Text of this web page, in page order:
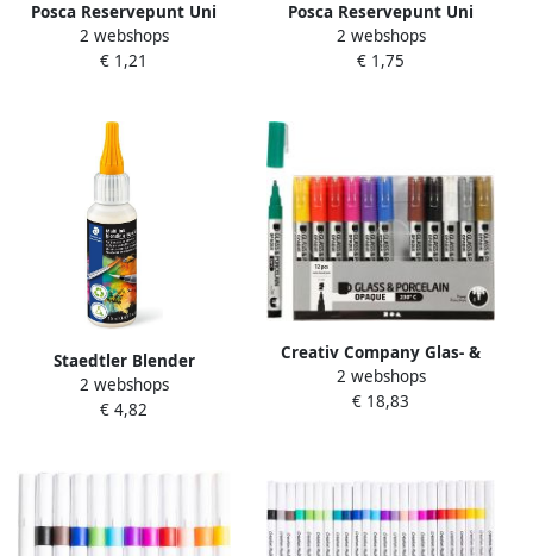
Posca Reservepunt Uni
PC3M fijn
2 webshops
€ 1,21
Posca Reservepunt Uni
PC7M breed 2 stuks
2 webshops
€ 1,75
Staedtler Blender
PigmentArts
2 webshops
€ 4,82
Creativ Company Glas- &
Porseleinstiften 1-2mm set
Ã 12 kleuren
2 webshops
€ 18,83